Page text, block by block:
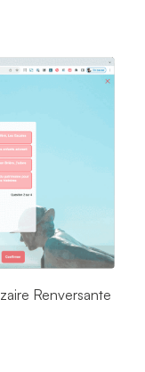
Renversante